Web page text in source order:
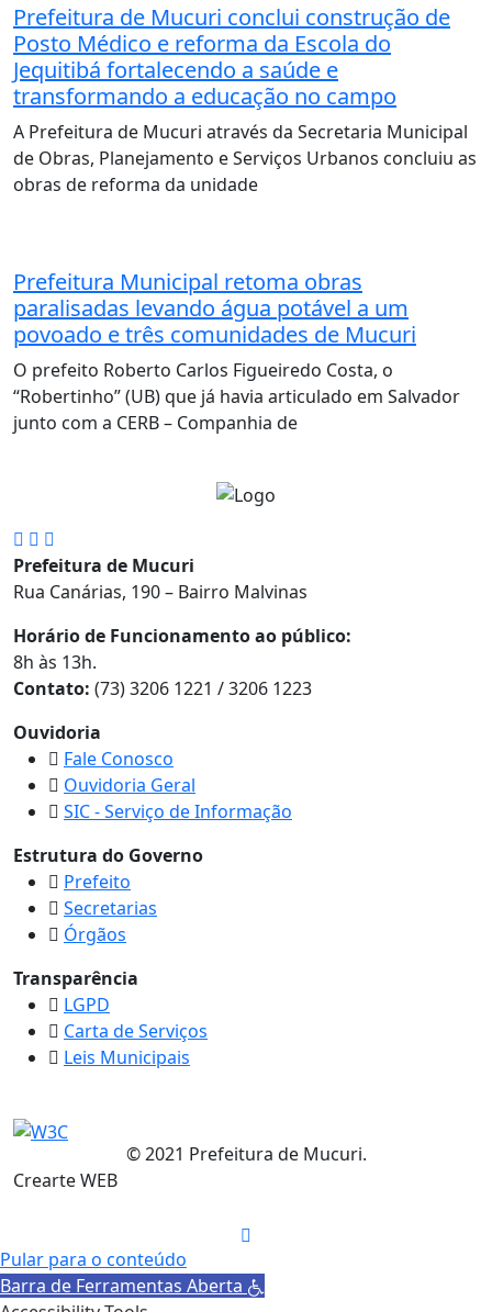
Prefeitura de Mucuri conclui construção de
Posto Médico e reforma da Escola do
Jequitibá fortalecendo a saúde e
transformando a educação no campo
A Prefeitura de Mucuri através da Secretaria Municipal
de Obras, Planejamento e Serviços Urbanos concluiu as
obras de reforma da unidade
Prefeitura Municipal retoma obras
paralisadas levando água potável a um
povoado e três comunidades de Mucuri
O prefeito Roberto Carlos Figueiredo Costa, o
“Robertinho” (UB) que já havia articulado em Salvador
junto com a CERB – Companhia de
Prefeitura de Mucuri
Rua Canárias, 190 – Bairro Malvinas
Horário de Funcionamento ao público:
8h às 13h.
Contato: (73) 3206 1221 / 3206 1223
Ouvidoria
Fale Conosco
Ouvidoria Geral
SIC - Serviço de Informação
Estrutura do Governo
Prefeito
Secretarias
Órgãos
Transparência
LGPD
Carta de Serviços
Leis Municipais
© 2021 Prefeitura de Mucuri.
Crearte WEB
Pular para o conteúdo
Barra de Ferramentas Aberta